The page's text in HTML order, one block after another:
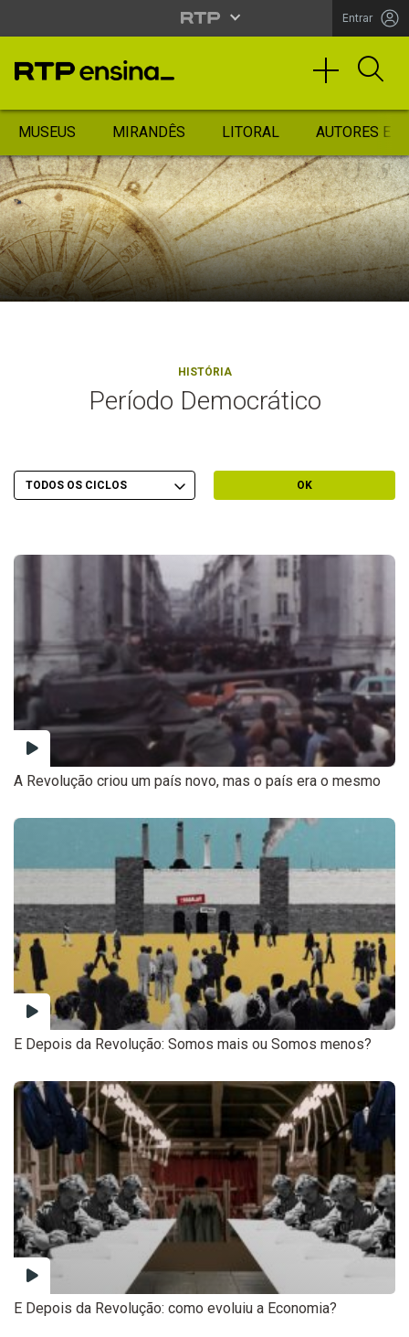
Entrar
MUSEUS MIRANDÊS LITORAL AUTORES
HISTÓRIA
Período Democrático
Filtrar por Ciclo
Escolher Ciclo OK
A Revolução criou um país novo, mas o país era o mesmo
E Depois da Revolução: Somos mais ou Somos menos?
E Depois da Revolução: como evoluiu a Economia?